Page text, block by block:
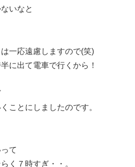
いなと
一応遠慮しますので(笑)
に出て電車で行くから！
ことにしましたのです。
て
く７時すぎ・・。